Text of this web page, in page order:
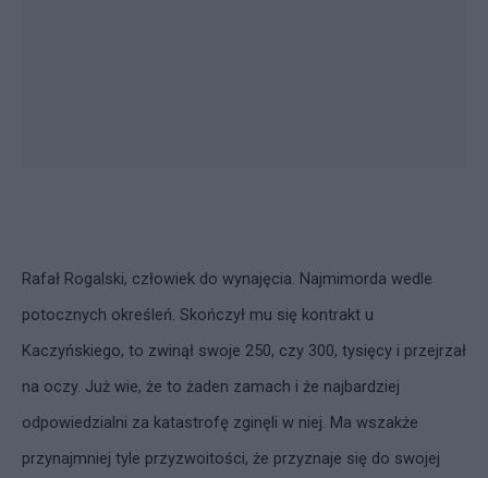
Rafał Rogalski, człowiek do wynajęcia. Najmimorda wedle
potocznych określeń. Skończył mu się kontrakt u
Kaczyńskiego, to zwinął swoje 250, czy 300, tysięcy i przejrzał
na oczy. Już wie, że to żaden zamach i że najbardziej
odpowiedzialni za katastrofę zginęli w niej. Ma wszakże
przynajmniej tyle przyzwoitości, że przyznaje się do swojej